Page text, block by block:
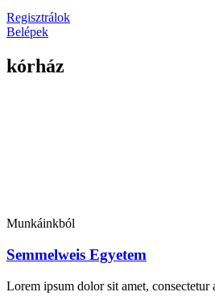
Regisztrálok
Belépek
kórház
Munkáinkból
Semmelweis Egyetem
Lorem ipsum dolor sit amet, consectetur